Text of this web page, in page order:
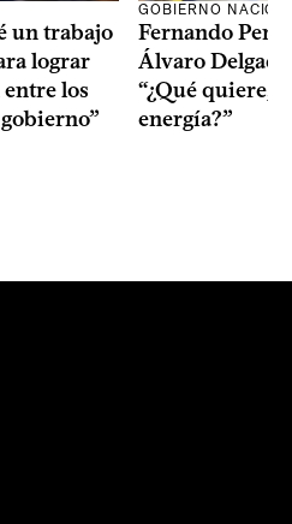
un trabajo
lograr
los
GOBIERNO
Fernando
Álvaro
“¿Qué quiere,
energía?”